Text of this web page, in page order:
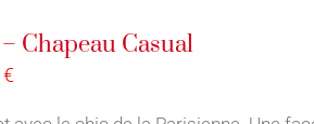
Chapeau Casual
€